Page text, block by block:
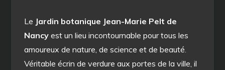
Le Jardin botanique Jean-Marie Pelt de
Nancy est un lieu incontournable pour tous les
amoureux de nature, de science et de beauté.
Véritable écrin de verdure aux portes de la ville, il